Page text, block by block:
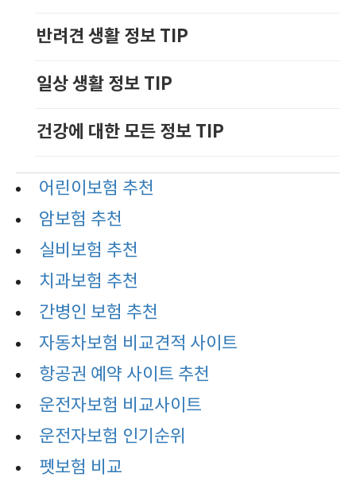
반려견 생활 정보 TIP
일상 생활 정보 TIP
건강에 대한 모든 정보 TIP
어린이보험 추천
암보험 추천
실비보험 추천
치과보험 추천
간병인 보험 추천
자동차보험 비교견적 사이트
항공권 예약 사이트 추천
운전자보험 비교사이트
운전자보험 인기순위
펫보험 비교